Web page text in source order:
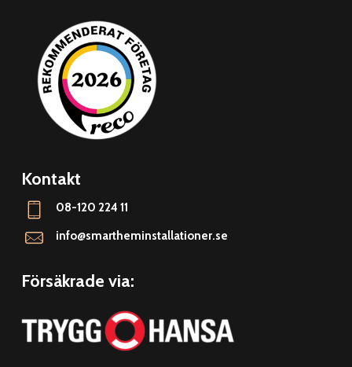
Kontakt
08-120 224 11
info@smartheminstallationer.se
Försäkrade via: